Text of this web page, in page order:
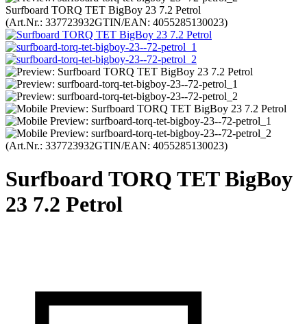
Surfboard TORQ TET BigBoy 23 7.2 Petrol
(Art.Nr.: 337723932GTIN/EAN: 4055285130023)
(Art.Nr.: 337723932GTIN/EAN: 4055285130023)
Surfboard TORQ TET BigBoy
23 7.2 Petrol